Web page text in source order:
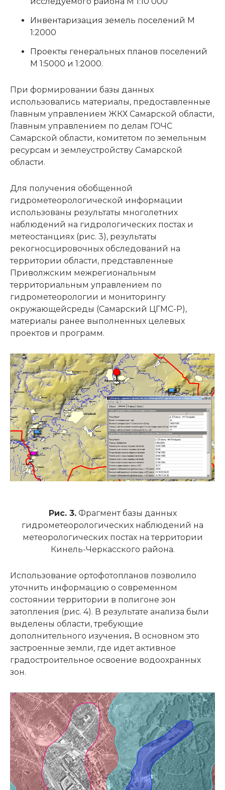
Инвентаризация земель поселений М
1:2000
Проекты генеральных планов поселений
М 1:5000 и 1:2000.
При формировании базы данных
использовались материалы, предоставленные
Главным управлением ЖКХ Самарской области,
Главным управлением по делам ГОЧС
Самарской области, комитетом по земельным
ресурсам и землеустройству Самарской
области.
Для получения обобщенной
гидрометеорологической информации
использованы результаты многолетних
наблюдений на гидрологических постах и
метеостанциях (рис. 3), результаты
рекогносцировочных обследований на
территории области, представленные
Приволжским межрегиональным
территориальным управлением по
гидрометеорологии и мониторингу
окружающейсреды (Самарский ЦГМС-Р),
материалы ранее выполненных целевых
проектов и программ.
Рис. 3.Фрагмент базы данных
гидрометеорологических наблюдений на
метеорологических постах на территории
Кинель-Черкасского района.
Использование ортофотопланов позволило
уточнить информацию о современном
состоянии территории в полигоне зон
затопления (рис. 4). В результате анализа были
выделены области, требующие
дополнительного изучения. В основном это
застроенные земли, где идет активное
градостроительное освоение водоохранных
зон.